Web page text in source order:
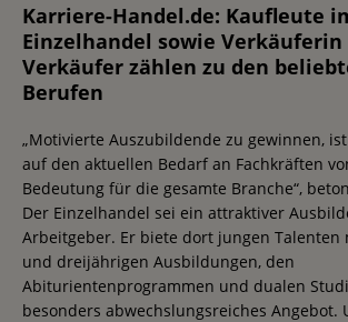
Karriere-Handel.de: Kaufleute
Einzelhandel sowie Verkäuferin
Verkäufer zählen zu den
Berufen
„Motivierte Auszubildende zu gewinnen,
auf den aktuellen Bedarf an Fachkräften
Bedeutung für die gesamte Branche“,
Der Einzelhandel sei ein attraktiver
Arbeitgeber. Er biete dort jungen Talenten
und dreijährigen Ausbildungen, den
Abiturientenprogrammen und dualen
besonders abwechslungsreiches Angebot.